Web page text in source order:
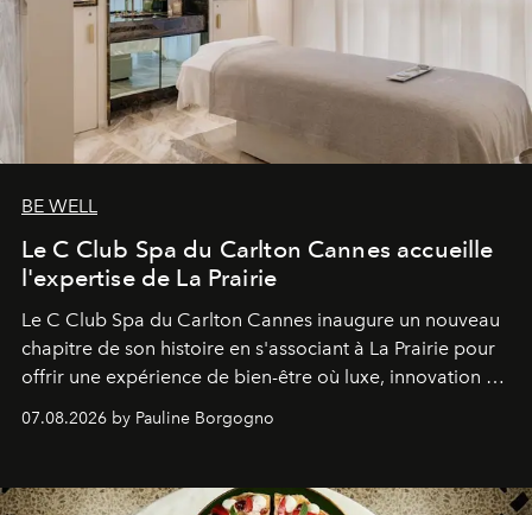
BE WELL
Le C Club Spa du Carlton Cannes accueille
l'expertise de La Prairie
Le C Club Spa du Carlton Cannes inaugure un nouveau
chapitre de son histoire en s'associant à La Prairie pour
offrir une expérience de bien-être où luxe, innovation et
expertise se rencontrent.
07.08.2026 by Pauline Borgogno